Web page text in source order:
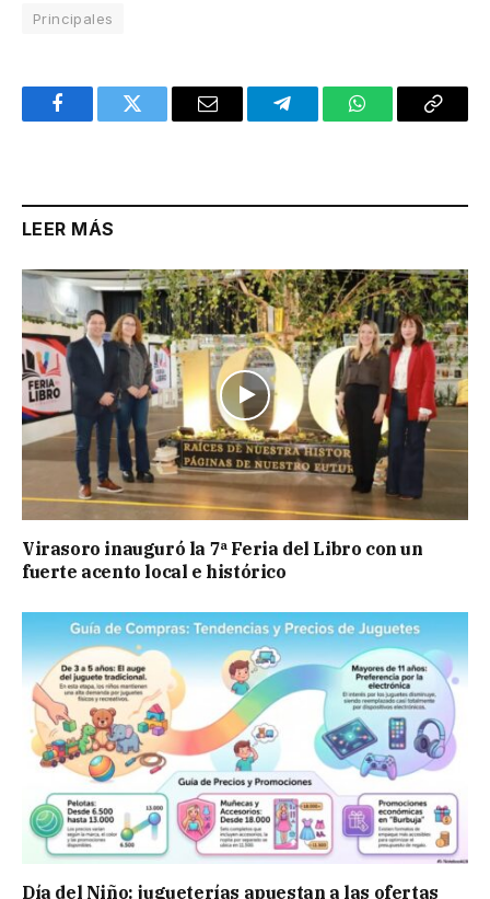
Principales
FacebookTwitter Email TelegramWhatsAppCopy
LEER MÁS
Virasoro inauguró la 7ª Feria del Libro con un
fuerte acento local e histórico
Día del Niño: jugueterías apuestan a las ofertas